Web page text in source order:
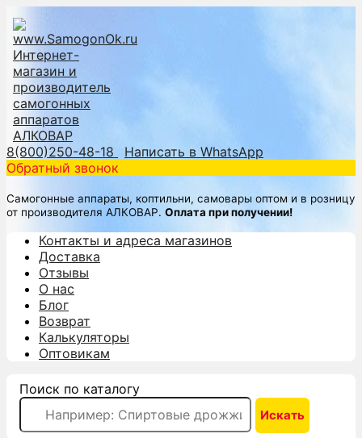
8(800)250-48-18
Написать в WhatsApp
Обратный звонок
Самогонные аппараты, коптильни, самовары оптом и в розницу
от производителя АЛКОВАР. Оплата при получении!
Контакты и адреса магазинов
Доставка
Отзывы
О нас
Блог
Возврат
Калькуляторы
Оптовикам
Поиск по каталогу